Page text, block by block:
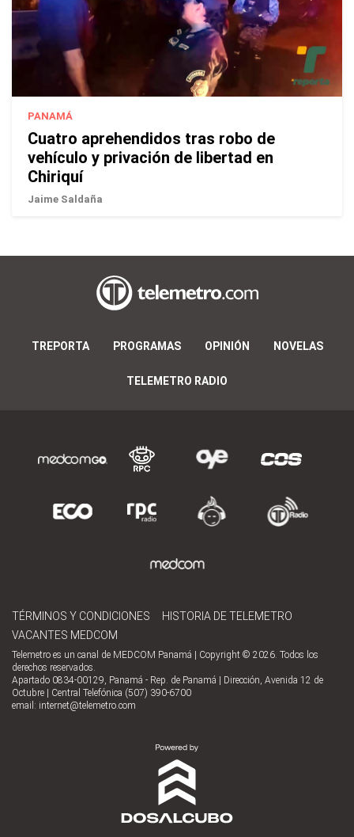
PANAMÁ
Cuatro aprehendidos tras robo de
vehículo y privación de libertad en
Chiriquí
Jaime Saldaña
TREPORTA PROGRAMAS OPINIÓN NOVELAS
TELEMETRO RADIO
TÉRMINOS Y CONDICIONES
HISTORIA DE TELEMETRO
VACANTES MEDCOM
Telemetro es un canal de MEDCOM Panamá | Copyright © 2026. Todos los
derechos reservados.
Apartado 0834-00129, Panamá - Rep. de Panamá | Dirección, Avenida 12 de
Octubre | Central Telefónica (507) 390-6700
email: internet@telemetro.com